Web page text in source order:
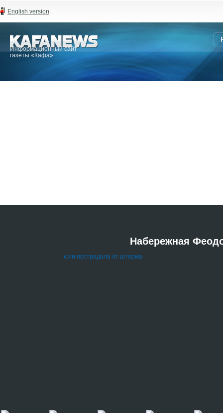
English version
Информационный сайт
газеты «Кафа»
Набережная